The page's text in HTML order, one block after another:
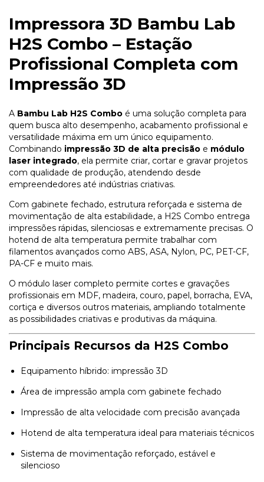
Impressora 3D Bambu Lab
H2S Combo – Estação
Profissional Completa com
Impressão 3D
A Bambu Lab H2S Combo é uma solução completa para
quem busca alto desempenho, acabamento profissional e
versatilidade máxima em um único equipamento.
Combinando impressão 3D de alta precisão e módulo
laser integrado, ela permite criar, cortar e gravar projetos
com qualidade de produção, atendendo desde
empreendedores até indústrias criativas.
Com gabinete fechado, estrutura reforçada e sistema de
movimentação de alta estabilidade, a H2S Combo entrega
impressões rápidas, silenciosas e extremamente precisas. O
hotend de alta temperatura permite trabalhar com
filamentos avançados como ABS, ASA, Nylon, PC, PET-CF,
PA-CF e muito mais.
O módulo laser completo permite cortes e gravações
profissionais em MDF, madeira, couro, papel, borracha, EVA,
cortiça e diversos outros materiais, ampliando totalmente
as possibilidades criativas e produtivas da máquina.
Principais Recursos da H2S Combo
Equipamento híbrido: impressão 3D
Área de impressão ampla com gabinete fechado
Impressão de alta velocidade com precisão avançada
Hotend de alta temperatura ideal para materiais técnicos
Sistema de movimentação reforçado, estável e
silencioso